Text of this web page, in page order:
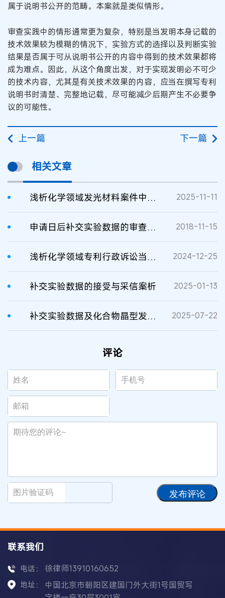
属于说明书公开的范畴。本案就是类似情形。
审查实践中的情形通常更为复杂，特别是当发明本身记载的
技术效果较为模糊的情况下，实验方式的选择以及判断实验
结果是否属于可从说明书公开的内容中得到的技术效果都将
成为难点。因此，从这个角度出发，对于实现发明必不可少
的技术内容，尤其是有关技术效果的内容，应当在撰写专利
说明书时清楚、完整地记载，尽可能减少后期产生不必要争
议的可能性。
上一篇 下一篇
相关文章
浅析化学领域发光材料案件中补交实验数据的考量 2025-11-11
申请日后补交实验数据的审查标准 2018-11-15
浅析化学领域专利行政诉讼当事人补交实验数据的法律依据及应对 2024-12-25
补交实验数据的接受与采信案析 2025-01-13
补交实验数据及化合物晶型发明创造性的审查思路 2025-07-22
评论
发布评论
联系我们
电话： 徐律师13910160652
地址：
中国北京市朝阳区建国门外大街1号国贸写